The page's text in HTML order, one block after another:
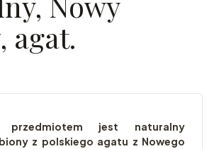
agat.
przedmiotem jest naturalny
z polskiego agatu z Nowego